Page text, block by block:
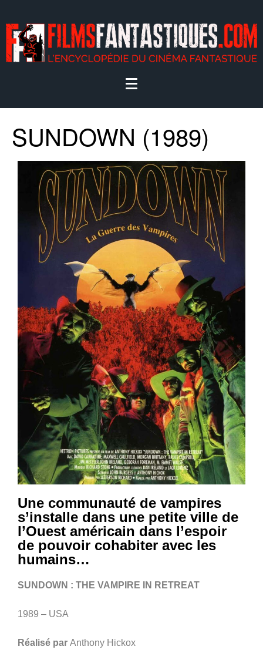
SUNDOWN (1989)
Une communauté de vampires
s’installe dans une petite ville de
l’Ouest américain dans l’espoir
de pouvoir cohabiter avec les
humains…
SUNDOWN : THE VAMPIRE IN RETREAT
1989 – USA
Réalisé par Anthony Hickox